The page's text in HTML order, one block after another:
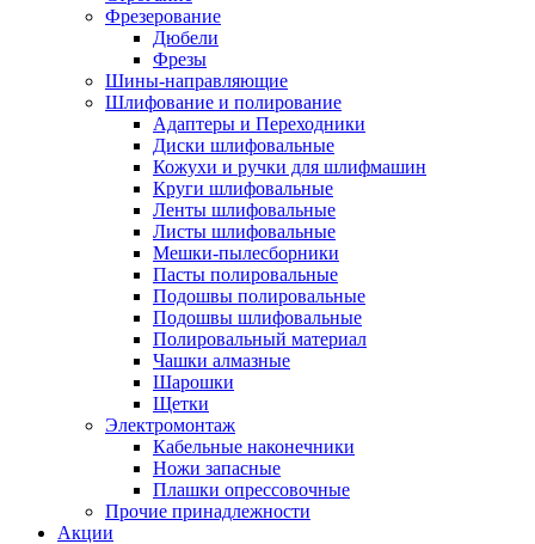
Фрезерование
Дюбели
Фрезы
Шины-направляющие
Шлифование и полирование
Адаптеры и Переходники
Диски шлифовальные
Кожухи и ручки для шлифмашин
Круги шлифовальные
Ленты шлифовальные
Листы шлифовальные
Мешки-пылесборники
Пасты полировальные
Подошвы полировальные
Подошвы шлифовальные
Полировальный материал
Чашки алмазные
Шарошки
Щетки
Электромонтаж
Кабельные наконечники
Ножи запасные
Плашки опрессовочные
Прочие принадлежности
Акции